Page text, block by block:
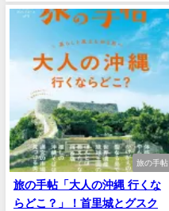
旅の手帖
旅の手帖「大人の沖縄 行くな
らどこ？」！首里城とグスク